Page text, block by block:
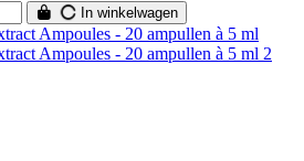
In winkelwagen